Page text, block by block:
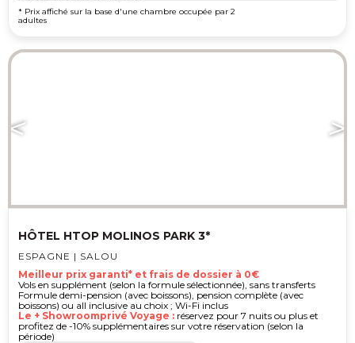
* Prix affiché sur la base d'une chambre occupée par 2
adultes
HÔTEL HTOP MOLINOS PARK 3*
ESPAGNE | SALOU
Meilleur prix garanti* et frais de dossier à 0€
Vols en supplément (selon la formule sélectionnée), sans transferts
Formule demi-pension (avec boissons), pension complète (avec
boissons) ou all inclusive au choix ; Wi-Fi inclus
Le + Showroomprivé Voyage : réservez pour 7 nuits ou plus et
profitez de -10% supplémentaires sur votre réservation (selon la
période)